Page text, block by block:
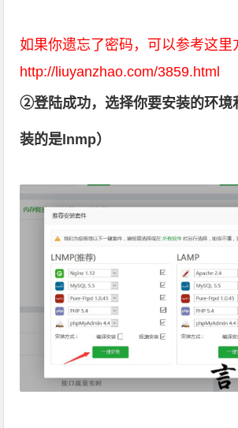
如果你遗忘了密码，可以参考这里
http://liuyanzhao.com/3859.html
②登陆成功，选择你要安装的环境
装的是lnmp）